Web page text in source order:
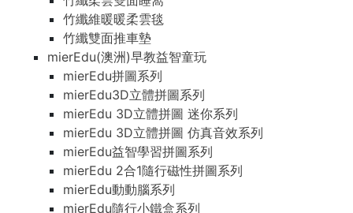
竹纖維暖暖柔雲毯
竹纖雙面推車墊
mierEdu(澳洲)早教益智童玩
mierEdu拼圖系列
mierEdu3D立體拼圖系列
mierEdu 3D立體拼圖 迷你系列
mierEdu 3D立體拼圖 仿真音效系列
mierEdu益智學習拼圖系列
mierEdu 2合1隨行磁性拼圖系列
mierEdu動動腦系列
mierEdu隨行小鐵盒系列